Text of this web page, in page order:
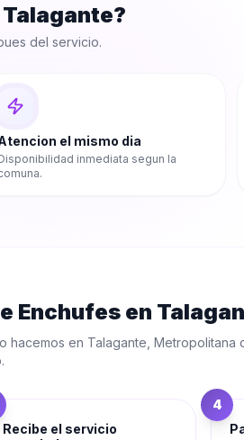
Talagante?
del servicio.
el mismo dia
inmediata segun la
Enchufesen
hacemos en Talagante Metropolitana
.
Recibe el servicio
4